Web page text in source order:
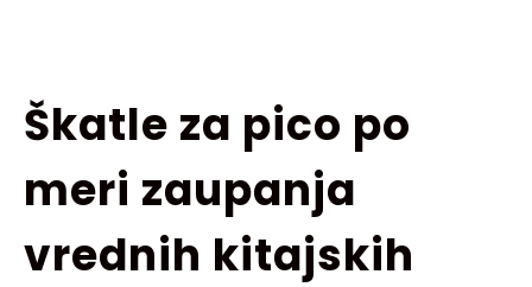
Škatle za pico po
meri zaupanja
vrednih kitajskih